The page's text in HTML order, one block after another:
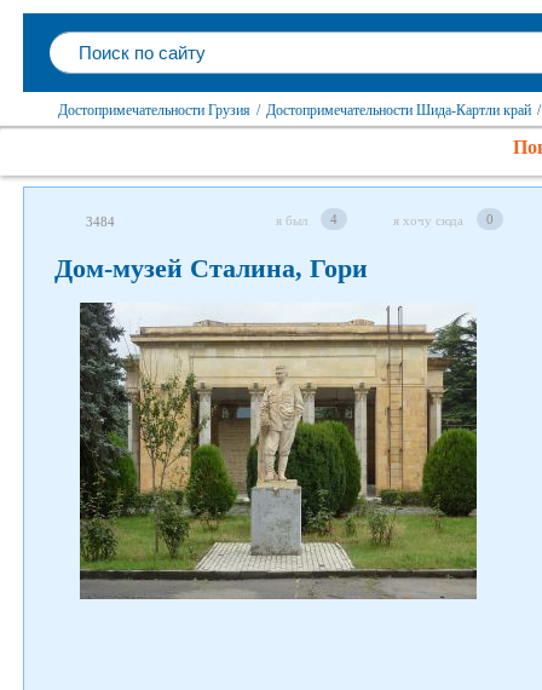
Достопримечательности Грузия / Достопримечательности Шида-Картли край /
3484 я был 4 я хочу сюда 0
Дом-музей Сталина, Гори
Следите за нами в соцсетях